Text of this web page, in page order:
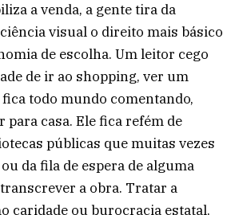
a venda, a gente tira da
visual o direito mais básico
de escolha. Um leitor cego
de ir ao shopping, ver um
todo mundo comentando,
para casa. Ele fica refém de
públicas que muitas vezes
da fila de espera de alguma
a obra. Tratar a
caridade ou burocracia estatal,